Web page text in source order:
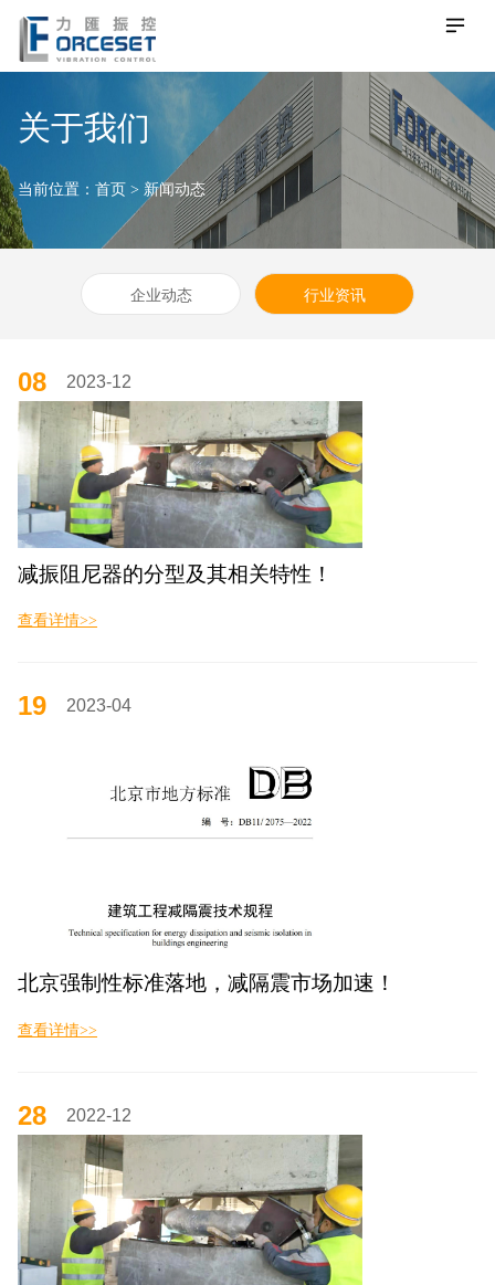
关于我们
当前位置： 首页 > 新闻动态
企业动态 行业资讯
08 2023-12
减振阻尼器的分型及其相关特性！
查看详情>>
19 2023-04
北京强制性标准落地，减隔震市场加速！
查看详情>>
28 2022-12